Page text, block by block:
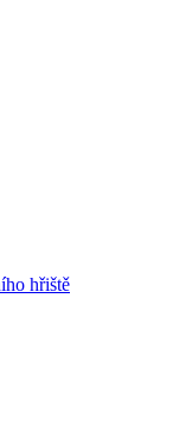
hřiště